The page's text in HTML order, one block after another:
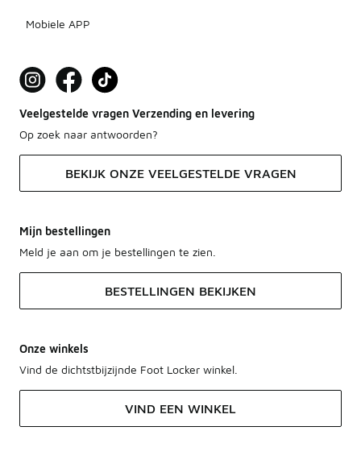
Mobiele APP
Veelgestelde vragen Verzending en levering
Op zoek naar antwoorden?
BEKIJK ONZE VEELGESTELDE VRAGEN
Mijn bestellingen
Meld je aan om je bestellingen te zien.
BESTELLINGEN BEKIJKEN
Onze winkels
Vind de dichtstbijzijnde Foot Locker winkel.
VIND EEN WINKEL